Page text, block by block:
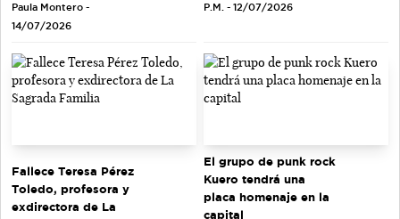
Paula Montero -
14/07/2026
P.M. - 12/07/2026
Fallece Teresa Pérez
Toledo, profesora y
exdirectora de La
El grupo de punk rock
Kuero tendrá una
placa homenaje en la
capital